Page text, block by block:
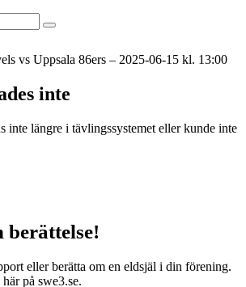
vs Uppsala 86ers – 2025-06-15 kl. 13:00
inte
inte längre i tävlingssystemet eller kunde inte
berättelse!
eller berätta om en eldsjäl i din förening.
på swe3.se.